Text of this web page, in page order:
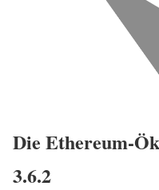
Die Ethereum-
3.6.2